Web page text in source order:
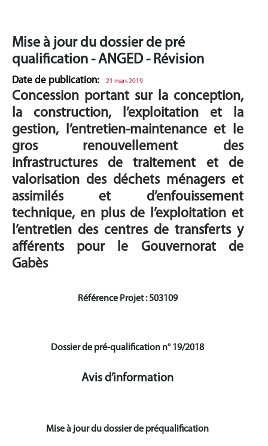
Mise à jour du dossier de pré
qualification - ANGED - Révision
Date de publication: 21 mars 2019
Concession portant sur la conception,
la construction, l’exploitation et la
gestion, l’entretien-maintenance et le
gros renouvellement des
infrastructures de traitement et de
valorisation des déchets ménagers et
assimilés et d’enfouissement
technique, en plus de l’exploitation et
l’entretien des centres de transferts y
afférents pour le Gouvernorat de
Gabès
Référence Projet : 503109
Dossier de pré-qualification n° 19/2018
Avis d’information
Mise à jour du dossier de préqualification